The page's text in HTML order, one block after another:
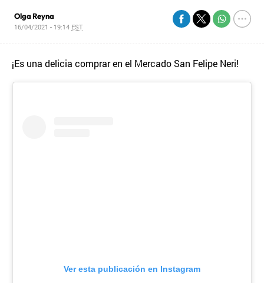
Olga Reyna
16/04/2021 - 19:14 EST
¡Es una delicia comprar en el Mercado San Felipe Neri!
Ver esta publicación en Instagram